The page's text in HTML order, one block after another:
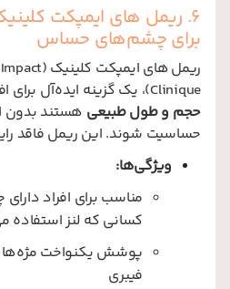
6. ریمل های ایمپکت
برای چشم‌های حساس
Clinique)، یک گزینه ایده‌آل برای افرادی است که به دنبال
حجم و طول طبیعی هستند بدون
حساسیت شوند. این ریمل فاقد
ویژگی‌ها:
مناسب برای افراد
کسانی که لنز استفاده
پوشش یکنواخت مژه‌ها
فیبری